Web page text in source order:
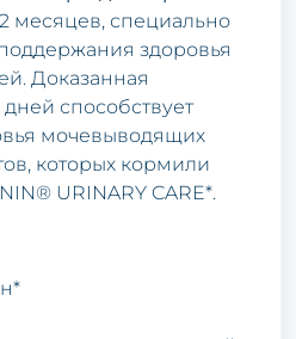
месяцев, специально
здоровья
Доказанная
дней способствует
мочевыводящих
которых кормили
URINARY CARE*.